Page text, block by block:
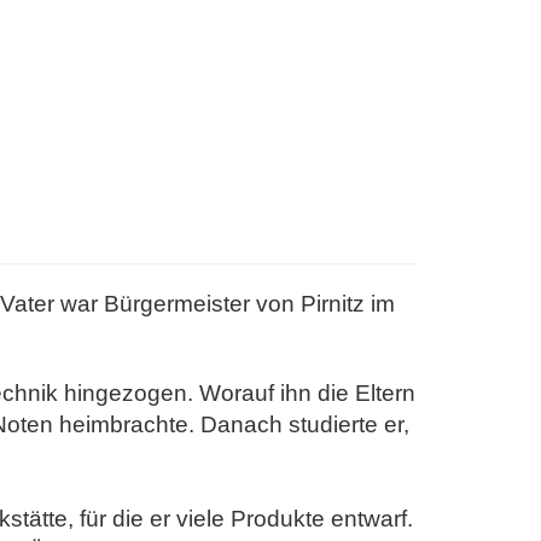
war Bürgermeister von Pirnitz im
hingezogen. Worauf ihn die Eltern
heimbrachte. Danach studierte er,
für die er viele Produkte entwarf.